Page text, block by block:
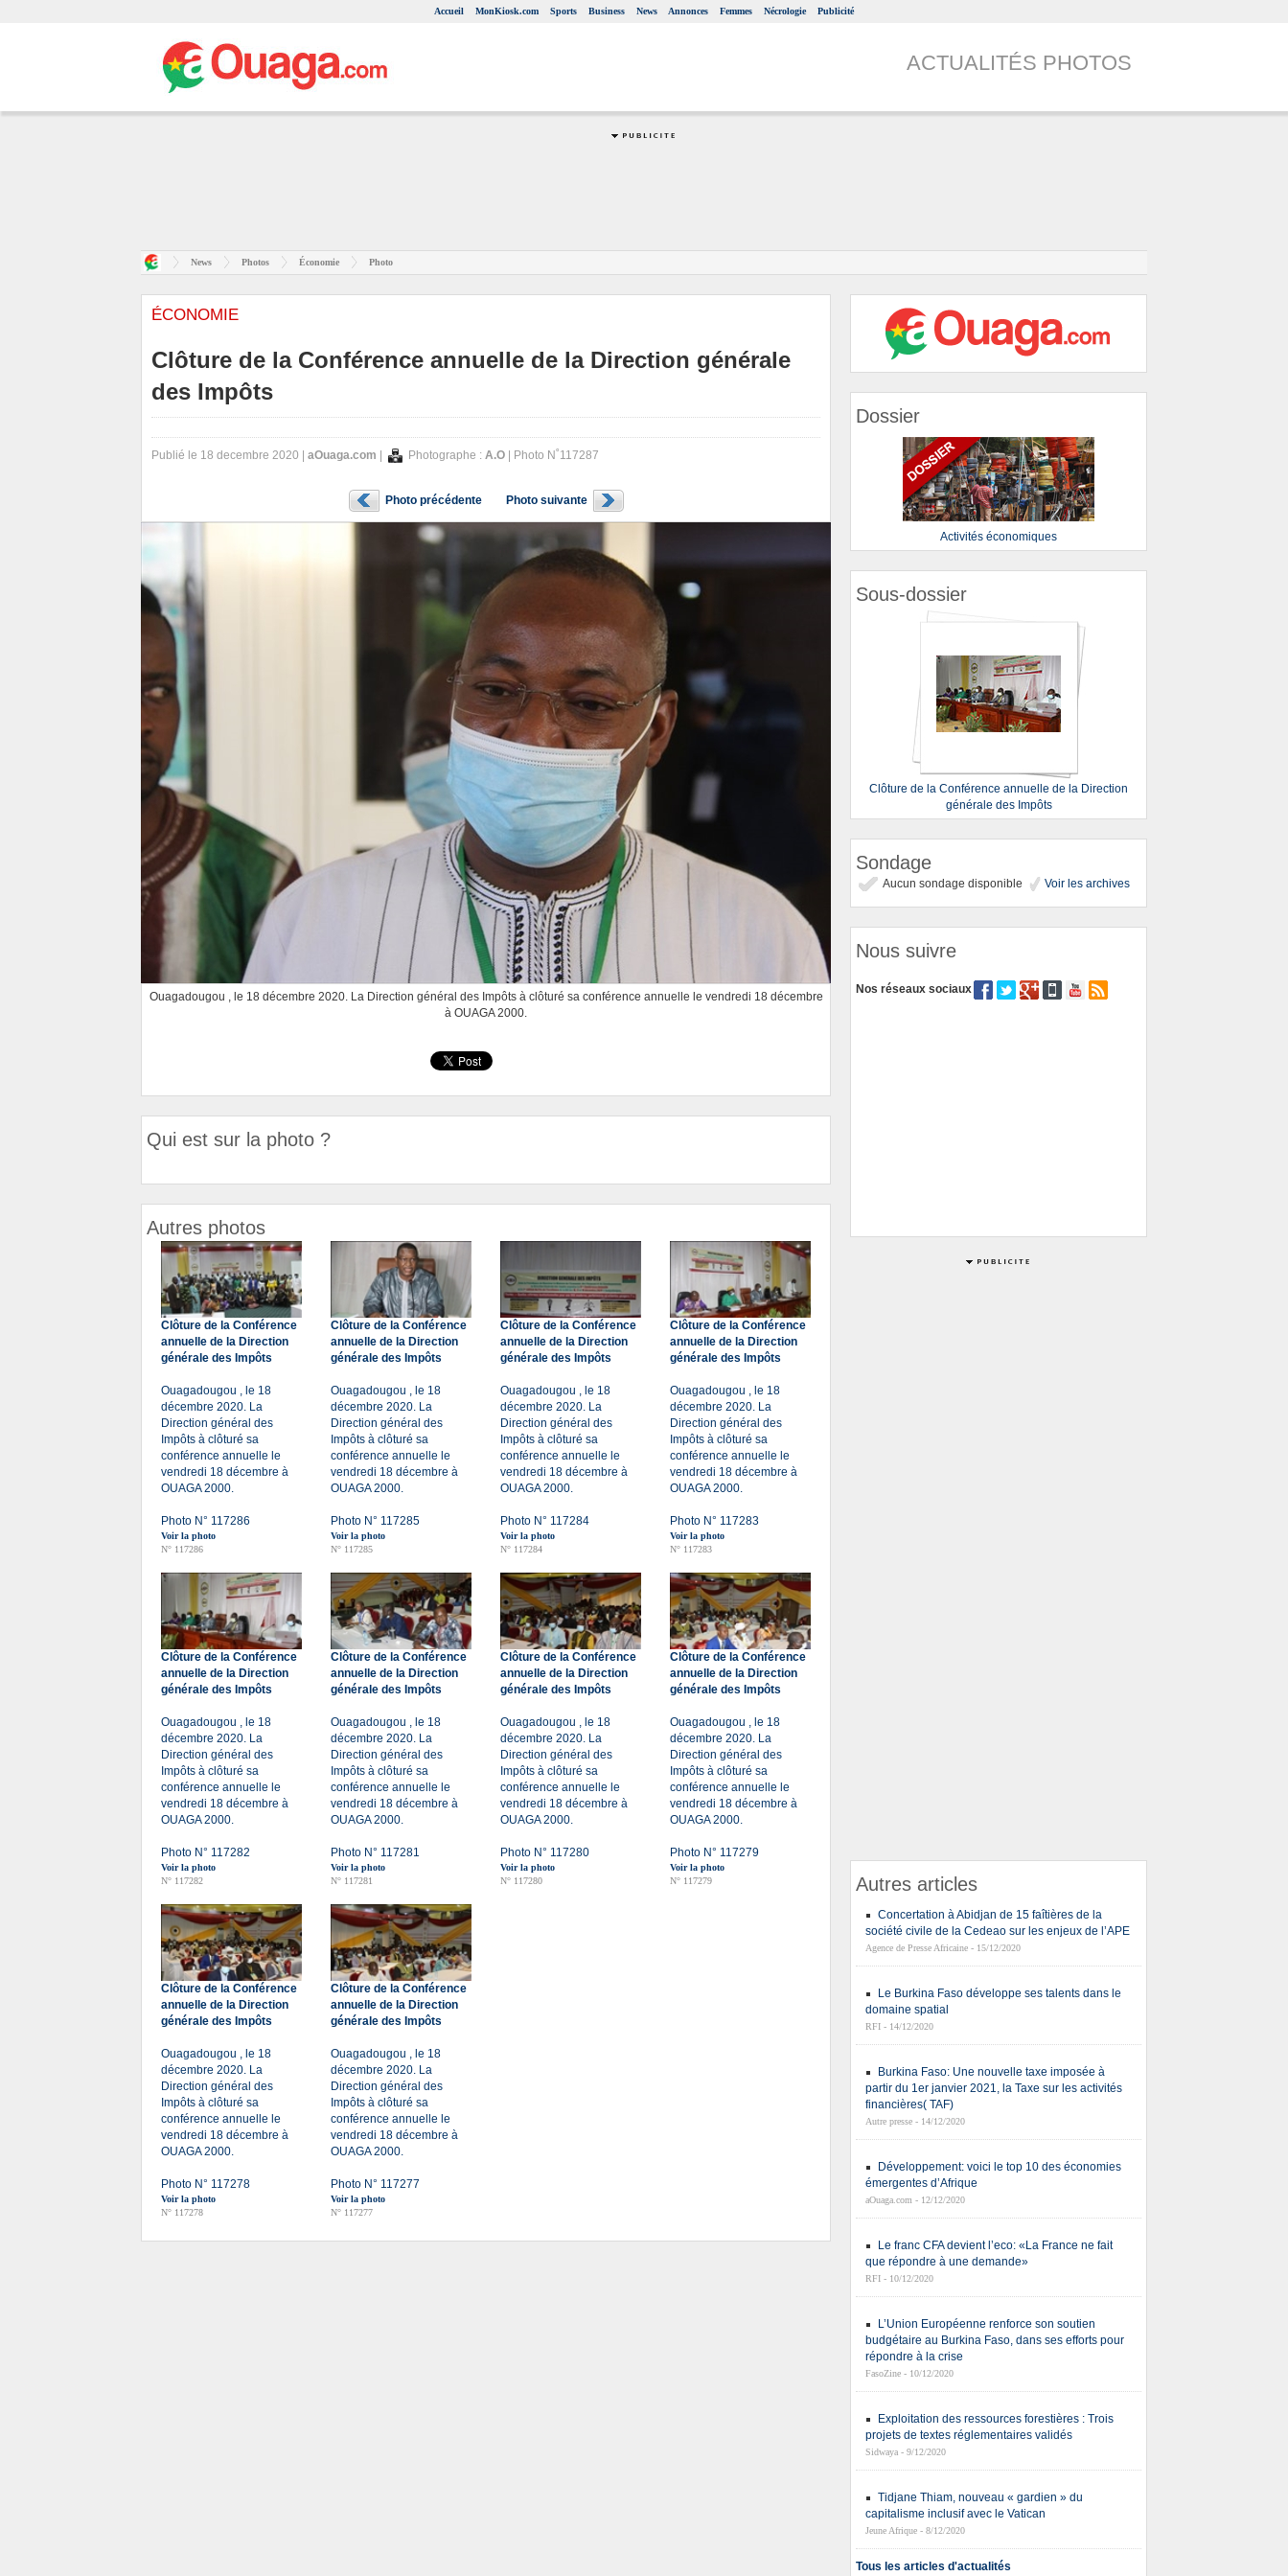
Accueil MonKiosk.com Sports Business News Annonces Femmes Nécrologie Publicité
ACTUALITÉS PHOTOS
News Photos Économie Photo
ÉCONOMIE
Clôture de la Conférence annuelle de la Direction générale
des Impôts
Publié le 18 decembre 2020 | aOuaga.com Photographe : A.O | Photo N˚117287
Photo précédente Photo suivante
Ouagadougou , le 18 décembre 2020. La Direction général des Impôts à clôturé sa conférence annuelle le vendredi 18 décembre
à OUAGA 2000.
Qui est sur la photo ?
Autres photos
Clôture de la Conférence
annuelle de la Direction
générale des Impôts
Ouagadougou , le 18
décembre 2020. La
Direction général des
Impôts à clôturé sa
conférence annuelle le
vendredi 18 décembre à
OUAGA 2000.
Photo N° 117286
Voir la photo
N° 117286
Clôture de la Conférence
annuelle de la Direction
générale des Impôts
Ouagadougou , le 18
décembre 2020. La
Direction général des
Impôts à clôturé sa
conférence annuelle le
vendredi 18 décembre à
OUAGA 2000.
Photo N° 117285
Voir la photo
N° 117285
Clôture de la Conférence
annuelle de la Direction
générale des Impôts
Ouagadougou , le 18
décembre 2020. La
Direction général des
Impôts à clôturé sa
conférence annuelle le
vendredi 18 décembre à
OUAGA 2000.
Photo N° 117284
Voir la photo
N° 117284
Clôture de la Conférence
annuelle de la Direction
générale des Impôts
Ouagadougou , le 18
décembre 2020. La
Direction général des
Impôts à clôturé sa
conférence annuelle le
vendredi 18 décembre à
OUAGA 2000.
Photo N° 117283
Voir la photo
N° 117283
Clôture de la Conférence
annuelle de la Direction
générale des Impôts
Ouagadougou , le 18
décembre 2020. La
Direction général des
Impôts à clôturé sa
conférence annuelle le
vendredi 18 décembre à
OUAGA 2000.
Photo N° 117282
Voir la photo
N° 117282
Clôture de la Conférence
annuelle de la Direction
générale des Impôts
Ouagadougou , le 18
décembre 2020. La
Direction général des
Impôts à clôturé sa
conférence annuelle le
vendredi 18 décembre à
OUAGA 2000.
Photo N° 117281
Voir la photo
N° 117281
Clôture de la Conférence
annuelle de la Direction
générale des Impôts
Ouagadougou , le 18
décembre 2020. La
Direction général des
Impôts à clôturé sa
conférence annuelle le
vendredi 18 décembre à
OUAGA 2000.
Photo N° 117280
Voir la photo
N° 117280
Clôture de la Conférence
annuelle de la Direction
générale des Impôts
Ouagadougou , le 18
décembre 2020. La
Direction général des
Impôts à clôturé sa
conférence annuelle le
vendredi 18 décembre à
OUAGA 2000.
Photo N° 117279
Voir la photo
N° 117279
Clôture de la Conférence
annuelle de la Direction
générale des Impôts
Ouagadougou , le 18
décembre 2020. La
Direction général des
Impôts à clôturé sa
conférence annuelle le
vendredi 18 décembre à
OUAGA 2000.
Photo N° 117278
Voir la photo
N° 117278
Clôture de la Conférence
annuelle de la Direction
générale des Impôts
Ouagadougou , le 18
décembre 2020. La
Direction général des
Impôts à clôturé sa
conférence annuelle le
vendredi 18 décembre à
OUAGA 2000.
Photo N° 117277
Voir la photo
N° 117277
Dossier
Activités économiques
Sous-dossier
Clôture de la Conférence annuelle de la Direction
générale des Impôts
Sondage
Aucun sondage disponible Voir les archives
Nous suivre
Nos réseaux sociaux
Autres articles
Concertation à Abidjan de 15 faîtières de la
société civile de la Cedeao sur les enjeux de l’APE
Agence de Presse Africaine - 15/12/2020
Le Burkina Faso développe ses talents dans le
domaine spatial
RFI - 14/12/2020
Burkina Faso: Une nouvelle taxe imposée à
partir du 1er janvier 2021, la Taxe sur les activités
financières( TAF)
Autre presse - 14/12/2020
Développement: voici le top 10 des économies
émergentes d’Afrique
aOuaga.com - 12/12/2020
Le franc CFA devient l’eco: «La France ne fait
que répondre à une demande»
RFI - 10/12/2020
L’Union Européenne renforce son soutien
budgétaire au Burkina Faso, dans ses efforts pour
répondre à la crise
FasoZine - 10/12/2020
Exploitation des ressources forestières : Trois
projets de textes réglementaires validés
Sidwaya - 9/12/2020
Tidjane Thiam, nouveau « gardien » du
capitalisme inclusif avec le Vatican
Jeune Afrique - 8/12/2020
Tous les articles d'actualités